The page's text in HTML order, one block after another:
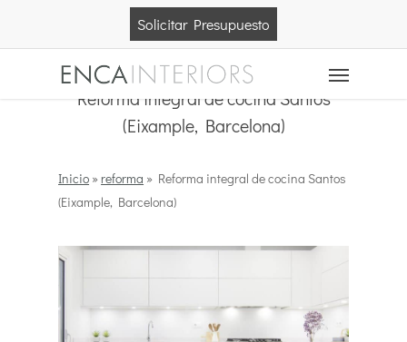
Solicitar Presupuesto
Menu
Reforma integral de cocina Santos
(Eixample, Barcelona)
Inicio » reforma » Reforma integral de cocina Santos
(Eixample, Barcelona)